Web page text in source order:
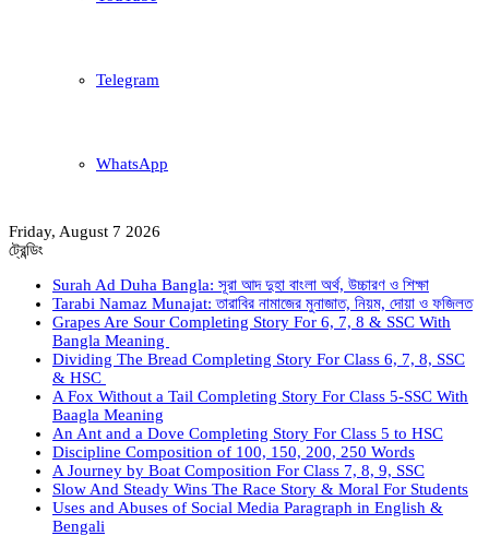
Telegram
WhatsApp
Friday, August 7 2026
ট্রেন্ডিং
Surah Ad Duha Bangla: সূরা আদ দুহা বাংলা অর্থ, উচ্চারণ ও শিক্ষা
Tarabi Namaz Munajat: তারাবির নামাজের মুনাজাত, নিয়ম, দোয়া ও ফজিলত
Grapes Are Sour Completing Story For 6, 7, 8 & SSC With
Bangla Meaning
Dividing The Bread Completing Story For Class 6, 7, 8, SSC
& HSC
A Fox Without a Tail Completing Story For Class 5-SSC With
Baagla Meaning
An Ant and a Dove Completing Story For Class 5 to HSC
Discipline Composition of 100, 150, 200, 250 Words
A Journey by Boat Composition For Class 7, 8, 9, SSC
Slow And Steady Wins The Race Story & Moral For Students
Uses and Abuses of Social Media Paragraph in English &
Bengali